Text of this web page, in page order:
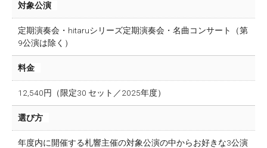
対象公演
定期演奏会・hitaruシリーズ定期演奏会・名曲コンサート（第
9公演は除く）
料金
12,540円（限定30 セット／2025年度）
選び方
年度内に開催する札響主催の対象公演の中からお好きな3公演